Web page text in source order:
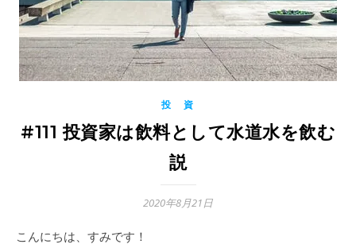
投 資
#111 投資家は飲料として水道水を飲む
説
2020年8月21日
こんにちは、すみです！